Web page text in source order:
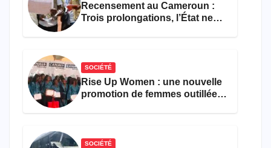
Recensement au Cameroun :
Trois prolongations, l’État ne
SOCIÉTÉ
Rise Up Women : une nouvelle
promotion de femmes outillées
SOCIÉTÉ